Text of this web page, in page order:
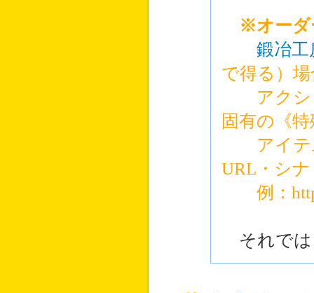
※オーダ
鍛冶工
で得る）
アクショ
固有の《
アイテム
URL・シ
例：
それでは